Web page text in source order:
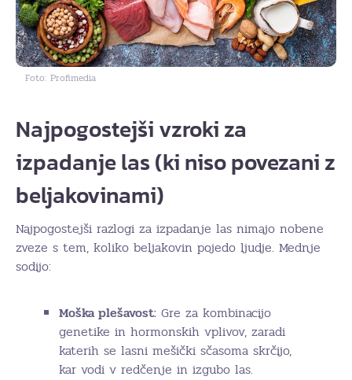
Foto: Profimedia
Najpogostejši vzroki za
izpadanje las (ki niso povezani z
beljakovinami)
Najpogostejši razlogi za izpadanje las nimajo nobene
zveze s tem, koliko beljakovin pojedo ljudje. Mednje
sodijo:
Moška plešavost: Gre za kombinacijo
genetike in hormonskih vplivov, zaradi
katerih se lasni mešički sčasoma skrčijo,
kar vodi v redčenje in izgubo las.